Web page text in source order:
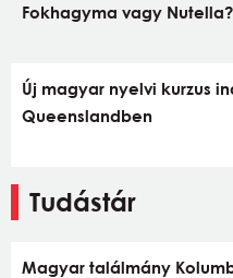
Fokhagyma vagy Nutella?
Új magyar nyelvi kurzus
Queenslandben
Tudástár
Magyar találmány